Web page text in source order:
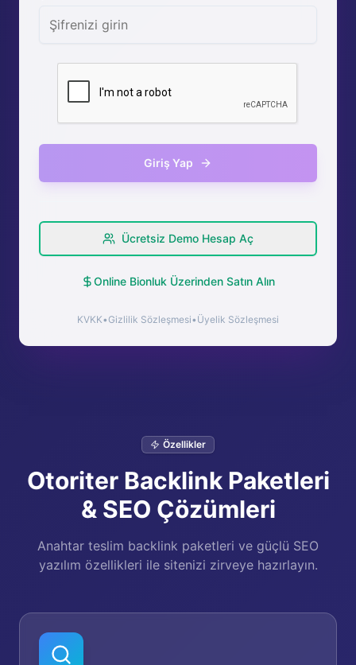
Giriş Yap
Ücretsiz Demo Hesap Aç
Online Bionluk Üzerinden Satın Alın
KVKK•Gizlilik Sözleşmesi• Üyelik Sözleşmesi
Özellikler
Otoriter Backlink Paketleri
& SEO Çözümleri
Anahtar teslim backlink paketleri ve güçlü SEO
yazılım özellikleri ile sitenizi zirveye hazırlayın.